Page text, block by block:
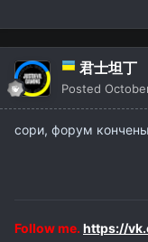
君士坦丁
Posted
сори, форум
Follow me. https://